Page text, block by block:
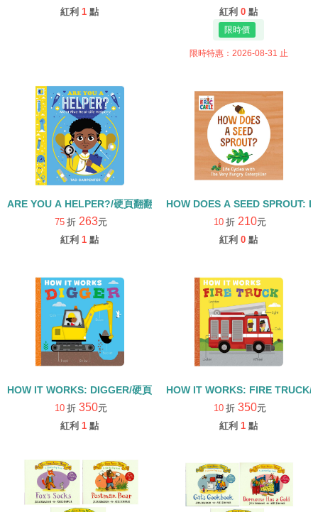
紅利 1 點
紅利 0 點
限時特惠：2026-08-31 止
ARE YOU A HELPER?/硬頁翻翻書
75 折 263元
紅利 1 點
HOW DOES A SEED SPROUT:
10 折 210元
紅利 0 點
HOW IT WORKS: DIGGER/硬頁書
10 折 350元
紅利 1 點
HOW IT WORKS: FIRE TRUCK/
10 折 350元
紅利 1 點